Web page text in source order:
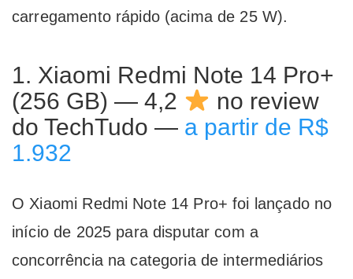
carregamento rápido (acima de 25 W).
1. Xiaomi Redmi Note 14 Pro+
(256 GB) — 4,2
no review
do TechTudo — a partir de R$
1.932
O Xiaomi Redmi Note 14 Pro+ foi lançado no
início de 2025 para disputar com a
concorrência na categoria de intermediários